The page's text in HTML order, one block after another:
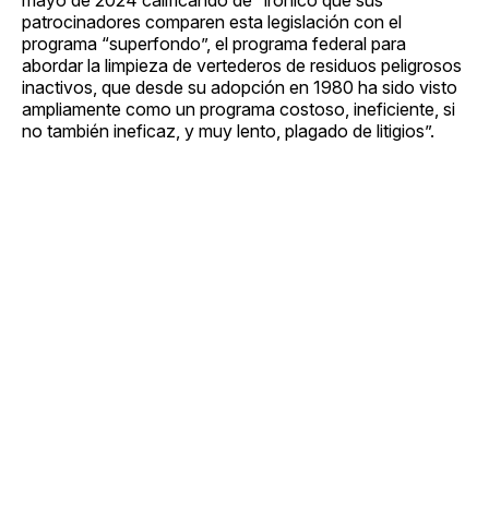
patrocinadores comparen esta legislación con el
programa “superfondo”, el programa federal para
abordar la limpieza de vertederos de residuos peligrosos
inactivos, que desde su adopción en 1980 ha sido visto
ampliamente como un programa costoso, ineficiente, si
no también ineficaz, y muy lento, plagado de litigios”.